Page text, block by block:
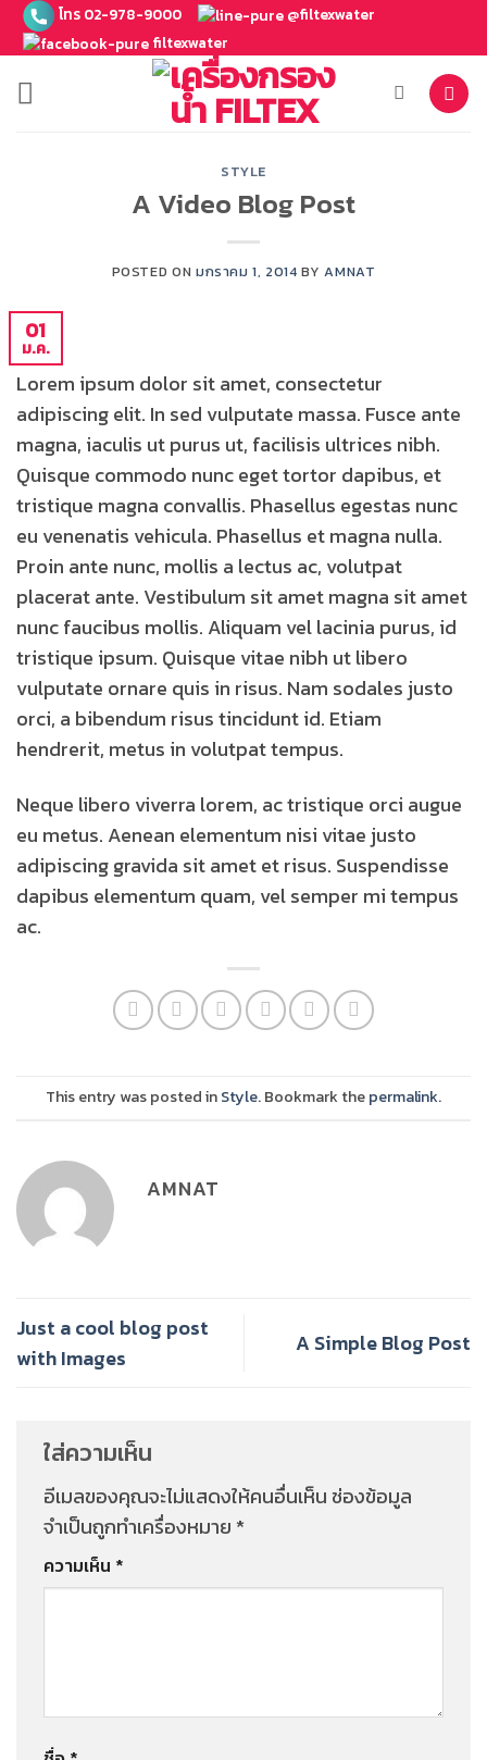
ข้าม
เนื้อหา
โทร 02-978-9000
@filtexwater
filtexwater
STYLE
A Video Blog Post
POSTED ON มกราคม 1, 2014 BYAMNAT
01
ม.ค.
Lorem ipsum dolor sit amet, consectetur
adipiscing elit. In sed vulputate massa. Fusce ante
magna, iaculis ut purus ut, facilisis ultrices nibh.
Quisque commodo nunc eget tortor dapibus, et
tristique magna convallis. Phasellus egestas nunc
eu venenatis vehicula. Phasellus et magna nulla.
Proin ante nunc, mollis a lectus ac, volutpat
placerat ante. Vestibulum sit amet magna sit amet
nunc faucibus mollis. Aliquam vel lacinia purus, id
tristique ipsum. Quisque vitae nibh ut libero
vulputate ornare quis in risus. Nam sodales justo
orci, a bibendum risus tincidunt id. Etiam
hendrerit, metus in volutpat tempus.
Neque libero viverra lorem, ac tristique orci augue
eu metus. Aenean elementum nisi vitae justo
adipiscing gravida sit amet et risus. Suspendisse
dapibus elementum quam, vel semper mi tempus
ac.
This entry was posted inStyle. Bookmark thepermalink.
AMNAT
Just a cool blog post
with Images
A Simple Blog Post
ใส่ความเห็น
อีเมลของคุณจะไม่แสดงให้คนอื่นเห็น ช่องข้อมูล
จำเป็นถูกทำเครื่องหมาย*
ความเห็น *